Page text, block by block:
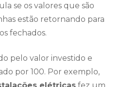
se os valores que são
estão retornando para
fechados.
pelo valor investido e
por 100. Por exemplo,